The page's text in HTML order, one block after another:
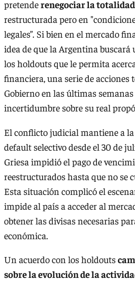
pretenderenegociar la totalidad
restructurada pero en
legales”. Si bien en el mercado
idea de que la Argentina buscará
los holdouts que le permita
financiera, una serie de acciones
Gobierno en las últimas
incertidumbre sobre su real
El conflicto judicial mantiene a
default selectivo desde el 30 de
Griesa impidió el pago de
reestructurados hasta que no se
Esta situación complicó el
impide al país a acceder al
obtener las divisas necesarias
económica.
Un acuerdo con los holdouts
sobre la evolución de la